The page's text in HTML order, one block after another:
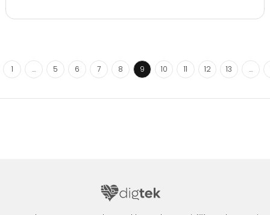
1 … 5 6 7 8 9 10 11 12 13 …